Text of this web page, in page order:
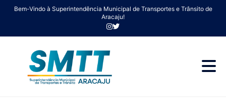
Bem-Vindo à Superintendência Municipal de Transportes e Trânsito de
Aracaju!